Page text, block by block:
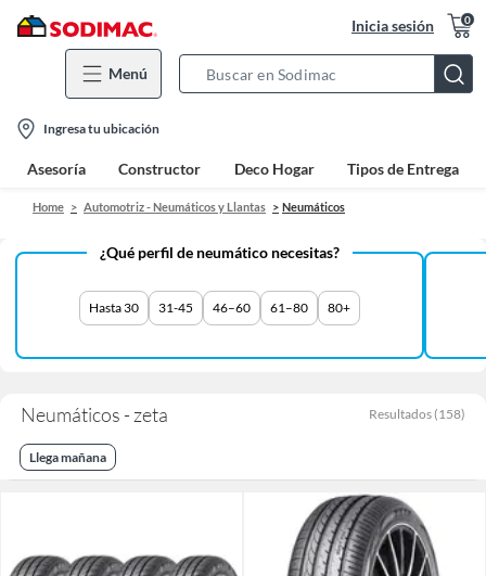
Inicia sesión 0
Menú
Bar
location-
icon
Ingresa tu ubicación
Asesoría Constructor Deco Hogar Tipos de Entrega
Home Automotriz - Neumáticos y Llantas Neumáticos
¿Qué perfil de neumático necesitas?
Hasta 30 31-45 46–60 61–80 80+
Neumáticos - zeta Resultados (158)
Llega mañana